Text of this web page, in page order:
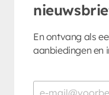
En ontvang als
aanbiedingen en